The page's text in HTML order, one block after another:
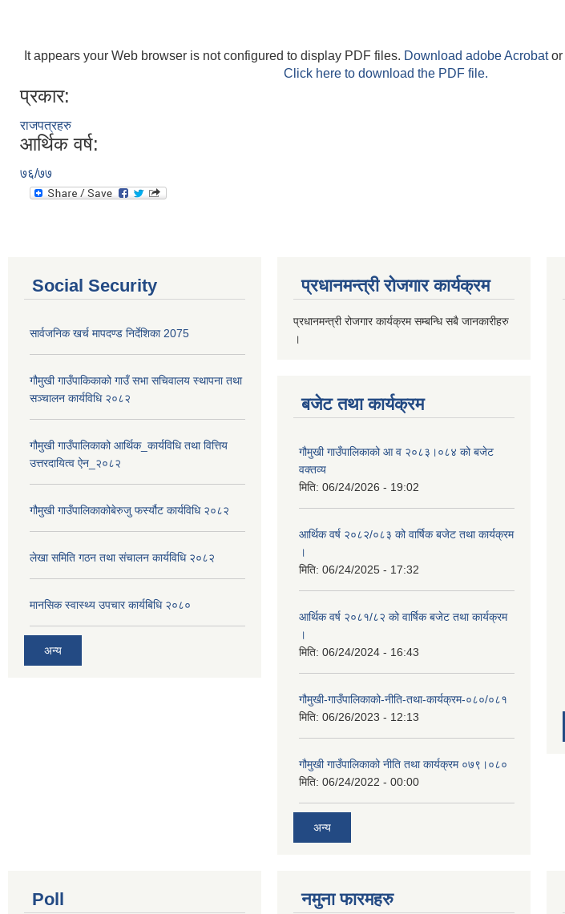
It appears your Web browser is not configured to display PDF files. Download adobe Acrobator
Click here to download the PDF file.
प्रकार:
राजपत्रहरु
आर्थिक वर्ष:
७६/७७
Social Security
सार्वजनिक खर्च मापदण्ड निर्देशिका 2075
गौमुखी गाउँपाकिकाको गाउँ सभा सचिवालय स्थापना तथा
सञ्चालन कार्यविधि २०८२
गौमुखी गाउँपालिकाको आर्थिक_कार्यविधि तथा वित्तिय
उत्तरदायित्व ऐन_२०८२
गौमुखी गाउँपालिकाकोबेरुजु फर्स्यौट कार्यविधि २०८२
लेखा समिति गठन तथा संचालन कार्यविधि २०८२
मानसिक स्वास्थ्य उपचार कार्यबिधि २०८०
अन्य
प्रधानमन्त्री रोजगार कार्यक्रम
प्रधानमन्त्री रोजगार कार्यक्रम सम्बन्धि सबै जानकारीहरु
।
बजेट तथा कार्यक्रम
गौमुखी गाउँपालिकाको आ व २०८३।०८४ को बजेट
वक्तव्य
मिति: 06/24/2026 - 19:02
आर्थिक वर्ष २०८२/०८३ को वार्षिक बजेट तथा कार्यक्रम
।
मिति: 06/24/2025 - 17:32
आर्थिक वर्ष २०८१/८२ को वार्षिक बजेट तथा कार्यक्रम
।
मिति: 06/24/2024 - 16:43
गौमुखी-गाउँपालिकाको-नीति-तथा-कार्यक्रम-०८०/०८१
मिति: 06/26/2023 - 12:13
गौमुखी गाउँपालिकाको नीति तथा कार्यक्रम ०७९।०८०
मिति: 06/24/2022 - 00:00
अन्य
Poll नमुना फारमहरु